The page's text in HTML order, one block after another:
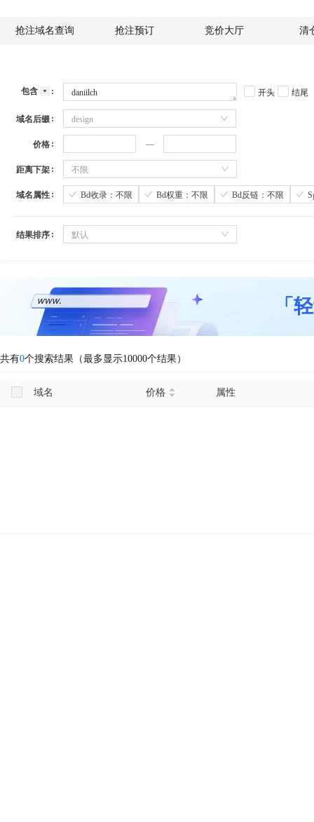
抢注域名查询 抢注预订 竞价大厅 清
包含 开头 结尾
域名后缀 design
价格
距离下架 不限
域名属性 Bd收录：不限 Bd权重：不限 Bd反链：不限
结果排序 默认
「
共有0个搜索结果（最多显示10000个结果）
域名 价格 属性